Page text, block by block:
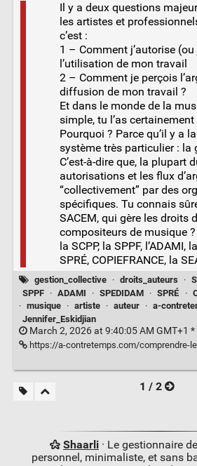
Il y a deux questions
les artistes et
c’est :
1 – Comment j’autorise (ou
l’utilisation de mon travail
2 – Comment je perçois
diffusion de mon travail ?
Et dans le monde de la
simple, tu l’as
Pourquoi ? Parce qu’il y a
système très particulier : la
C’est-à-dire que, la plupart
autorisations et les flux
“collectivement” par des
spécifiques. Tu connais
SACEM, qui gère les droits
compositeurs de musique
la SCPP, la SPPF, l’ADAMI,
SPRÉ, COPIEFRANCE, la
gestion_collective · droits_auteurs ·
SPPF
· ADAMI · SPEDIDAM · SPRÉ ·
· musique · artiste · auteur · a-
Jennifer_Eskidjian
March 2, 2026 at 9:40:05 AM GMT+1 *
https://a-contretemps.com/comprendre-les-mecanismes-qui-
1 / 2
Shaarli· Le gestionnaire
personnel, minimaliste, et sans